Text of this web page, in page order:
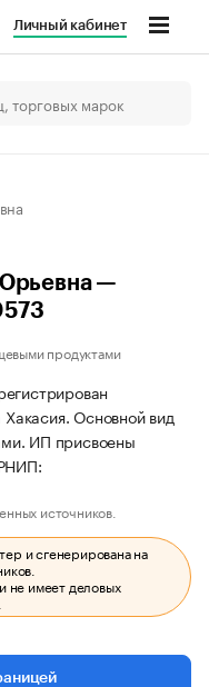
Личный кабинет
—
продуктами
Основной вид
ИП присвоены
источников.
и сгенерирована на
не имеет деловых